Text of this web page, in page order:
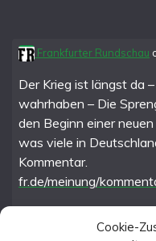
Cookie-
Frankfurter Rundschau
Der Krieg ist längst da
wahrhaben – Die
den Beginn einer
was viele in
Kommentar.
fr.de/meinung/